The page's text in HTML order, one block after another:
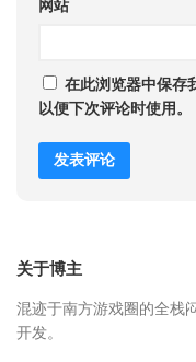
网站
在此浏览器中保存
以便下次评论时使用。
关于博主
混迹于南方游戏圈的全栈
开发。